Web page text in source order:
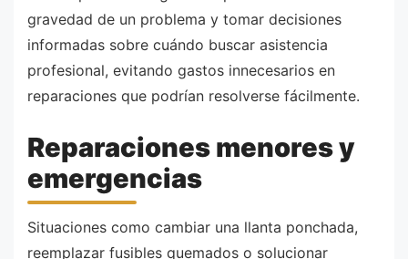
gravedad de un problema y tomar decisiones
informadas sobre cuándo buscar asistencia
profesional, evitando gastos innecesarios en
reparaciones que podrían resolverse fácilmente.
Reparaciones menores y
emergencias
Situaciones como cambiar una llanta ponchada,
reemplazar fusibles quemados o solucionar